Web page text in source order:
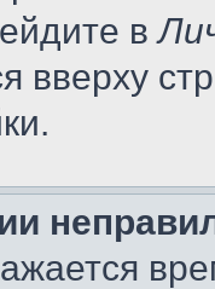
в
вверху